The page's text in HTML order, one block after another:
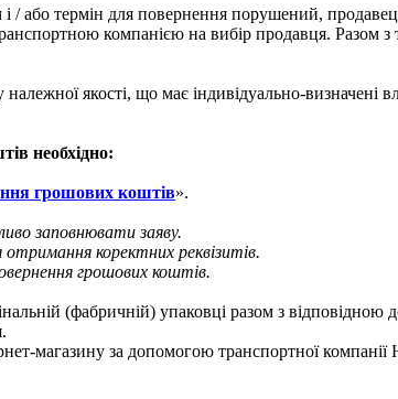
і / або термін для повернення порушений,
компанією на вибір продавця.
якості, що має індивідуально-
необхідно:
грошових коштів».
заповнювати заяву.
отримання коректних реквізитів.
грошових коштів.
(фабричній) упаковці разом з
магазину за допомогою транспортної